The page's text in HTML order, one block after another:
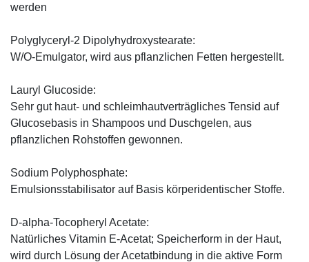
werden
Polyglyceryl-2 Dipolyhydroxystearate:
W/O-Emulgator, wird aus pflanzlichen Fetten hergestellt.
Lauryl Glucoside:
Sehr gut haut- und schleimhautverträgliches Tensid auf
Glucosebasis in Shampoos und Duschgelen, aus
pflanzlichen Rohstoffen gewonnen.
Sodium Polyphosphate:
Emulsionsstabilisator auf Basis körperidentischer Stoffe.
D-alpha-Tocopheryl Acetate:
Natürliches Vitamin E-Acetat; Speicherform in der Haut,
wird durch Lösung der Acetatbindung in die aktive Form